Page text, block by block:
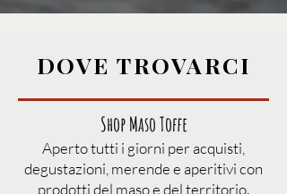
DOVE TROVARCI
Shop Maso Toffe
Aperto tutti i giorni per acquisti,
degustazioni, merende e aperitivi con
prodotti del maso e del territorio.